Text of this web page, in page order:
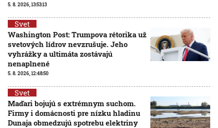
5. 8. 2026, 13:53:13
Svet
Washington Post: Trumpova rétorika už
svetových lídrov nevzrušuje. Jeho
vyhrážky a ultimáta zostávajú
nenaplnené
5. 8. 2026, 12:48:50
Svet
Maďari bojujú s extrémnym suchom.
Firmy i domácnosti pre nízku hladinu
Dunaja obmedzujú spotrebu elektriny